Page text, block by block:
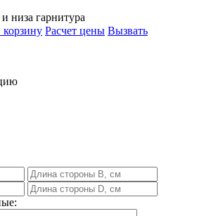
низа гарнитура
корзину Расчет цены Вызвать